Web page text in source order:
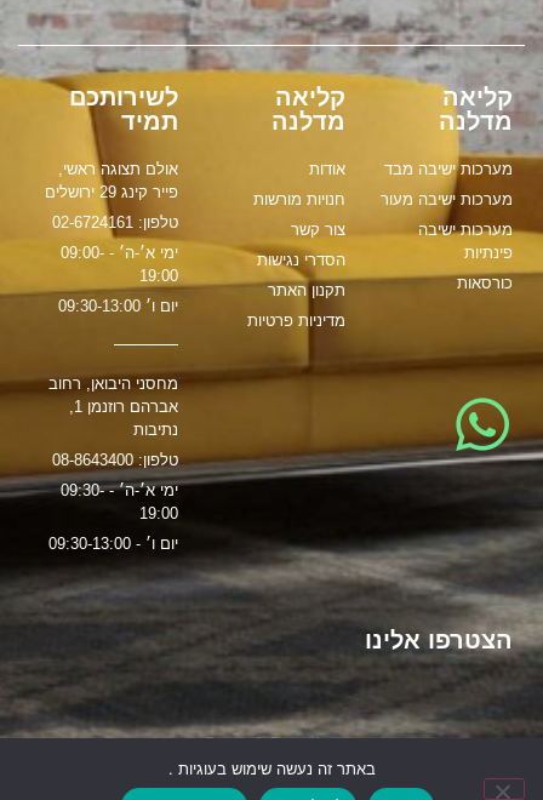
קליאה
מדלנה
מערכות ישיבה מבד
מערכות ישיבה מעור
מערכות ישיבה
פינתיות
כורסאות
קליאה
מדלנה
אודות
חנויות מורשות
צור קשר
הסדרי נגישות
תקנון האתר
מדיניות פרטיות
לשירותכם
תמיד
אולם תצוגה ראשי,
פייר קינג 29 ירושלים
טלפון: 02-6724161
ימי א׳-ה׳ - 09:00-
19:00
יום ו׳ 09:30-13:00
מחסני היבואן, רחוב
נתיבות
טלפון: 08-8643400
ימי א׳-ה׳ - 09:30-
19:00
יום ו׳ - 09:30-13:00
הצטרפו אלינו
הקמת האתר:משרד פרסוםBrain & Brand
באתר זה נעשה שימוש בעוגיות .